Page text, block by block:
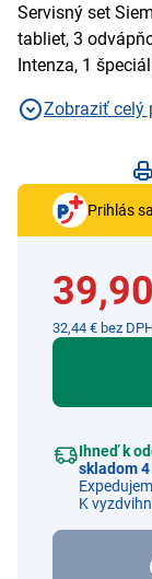
Servisný set
tabliet, 3
Intenza, 1
Zobraziť celý
Prihlás
32,44 € bez
Ihneď k
skladom 4
K